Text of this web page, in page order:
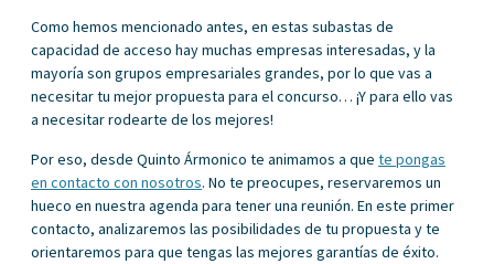
Como hemos mencionado antes, en estas subastas de
capacidad de acceso hay muchas empresas interesadas, y la
mayoría son grupos empresariales grandes, por lo que vas a
necesitar tu mejor propuesta para el concurso… ¡Y para ello vas
a necesitar rodearte de los mejores!
Por eso, desde Quinto Ármonico te animamos a que te pongas
en contacto con nosotros. No te preocupes, reservaremos un
hueco en nuestra agenda para tener una reunión. En este primer
contacto, analizaremos las posibilidades de tu propuesta y te
orientaremos para que tengas las mejores garantías de éxito.